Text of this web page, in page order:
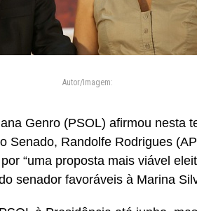
Autor/Imagem:
Genro (PSOL) afirmou nesta
Senado, Randolfe Rodrigues
“uma proposta mais viável
senador favoráveis à Marina